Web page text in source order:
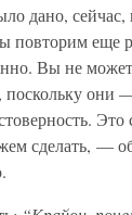
дано,
повторим еще
Вы не
поскольку они
сделать, —